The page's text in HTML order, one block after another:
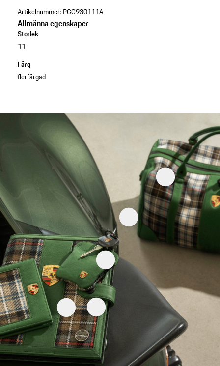
Artikelnummer: PCG930111A
Allmänna egenskaper
Storlek
11
Färg
flerfärgad